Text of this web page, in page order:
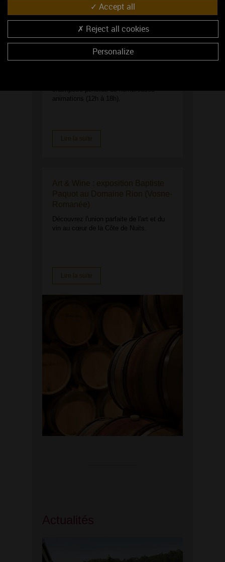
Déjeuner champêtre au Domaine
Céline et Frédéric Gueguen
champêtre ponctué de nombreuses
animations (12h à 18h).
Lire la suite
Art & Wine : exposition Baptiste
Paquot au Domaine Rion (Vosne-
Romanée)
Découvrez l'union parfaite de l'art et du
vin au cœur de la Côte de Nuits.
Lire la suite
Accept all
Reject all cookies
Personalize